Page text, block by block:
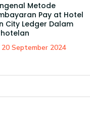
Metode
Pay at Hotel
City Ledger Dalam
20 September 2024